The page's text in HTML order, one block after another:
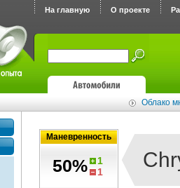
На главную О проекте
Облако
Маневренность
50%
1
1